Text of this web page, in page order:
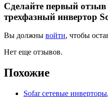
Сделайте первый
трехфазный инвертор
Вы должны войти, чтобы
Нет еще отзывов.
Похожие
Sofar сетевые инверторы,